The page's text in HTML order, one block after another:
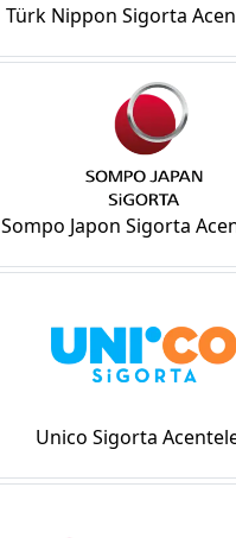
Türk Nippon Sigorta
Sompo Japon Sigorta
Unico Sigorta